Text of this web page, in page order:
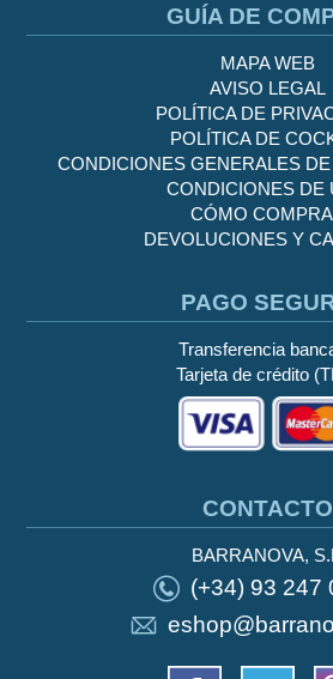
GUÍA DE
MAPA WEB
AVISO LEGAL
POLÍTICA DE
POLÍTICA DE
CONDICIONES GENERALES
CONDICIONES DE
CÓMO
DEVOLUCIONES Y
PAGO
Transferencia
Tarjeta de crédito
CONTACTO
BARRANOVA,
(+34) 93 247